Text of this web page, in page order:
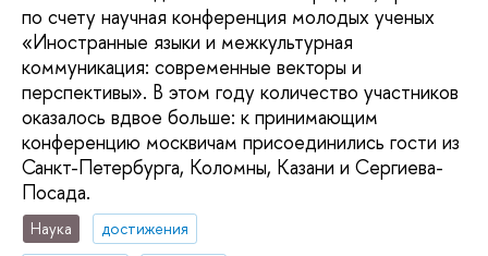
по счету научная конференция молодых ученых
«Иностранные языки и межкультурная
коммуникация: современные векторы и
перспективы». В этом году количество участников
оказалось вдвое больше: к принимающим
конференцию москвичам присоединились гости из
Санкт-Петербурга, Коломны, Казани и Сергиева-
Посада.
Наука
достижения